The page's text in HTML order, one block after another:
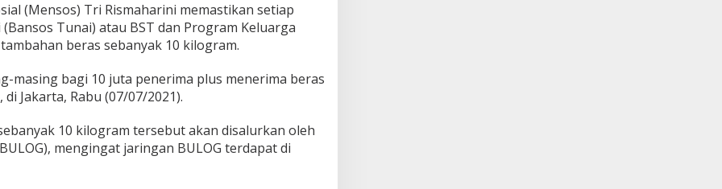
(Mensos) Tri Rismaharini memastikan setiap
Tunai) atau BST dan Program Keluarga
beras sebanyak 10 kilogram.
masing bagi 10 juta penerima plus menerima beras
Jakarta, Rabu (07/07/2021).
10 kilogram tersebut akan disalurkan oleh
mengingat jaringan BULOG terdapat di